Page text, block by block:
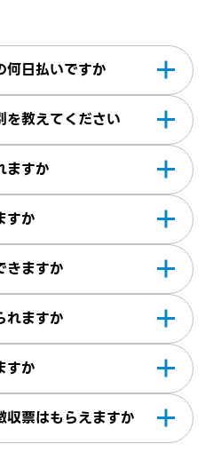
意するなどせず、必ず
全ての登録データが抹
いただいておりますの
何日払いですか
いの月1回となります。
を教えてください
します。他にも月給で
ますか
します。※当社規定あ
すか
経過後に発生（法規上
じて異なります。
きますか
入できます。詳細につ
れますか
に1回受診が可能です。
すか
ムをご用意していま
収票はもらえますか